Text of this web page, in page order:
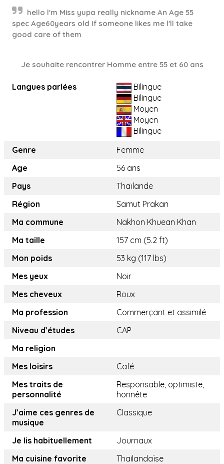
hello l'm Miss yupa really nickname An Age 55
spec Age60years old If someone likes me l'll take
good care of them
Je souhaite rencontrer Homme entre 55 et 60 ans
Langues parlées
Bilingue
Bilingue
Moyen
Moyen
Bilingue
Genre
Femme
Age
56 ans
Pays
Thaïlande
Région
Samut Prakan
Ma commune
Nakhon Khuean Khan
Ma taille
157 cm (5.2 ft)
Mon poids
53 kg (117 lbs)
Mes yeux
Noir
Mes cheveux
Roux
Ma profession
Commerçant et assimilé
Niveau d’études
CAP
Ma religion
Mes loisirs
Café
Mes traits de
personnalité
Responsable, optimiste,
honnête
J’aime ces genres de
musique
Classique
Je lis habituellement
Journaux
Ma cuisine favorite
Thailandaïse